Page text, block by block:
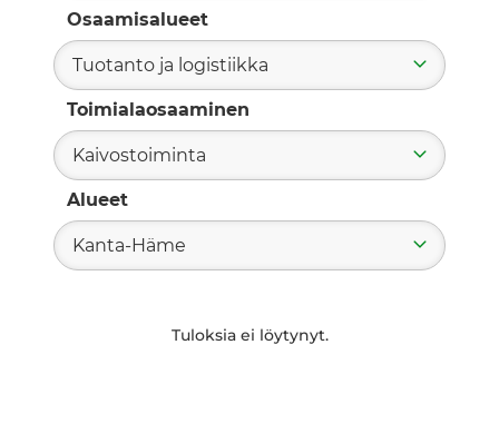
Osaamisalueet
Tuotanto ja logistiikka
Toimialaosaaminen
Kaivostoiminta
Alueet
Kanta-Häme
Tuloksia ei löytynyt.